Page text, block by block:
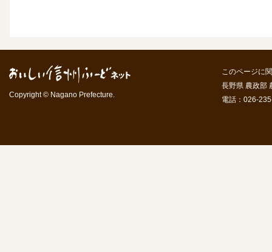
Copyright © Nagano Prefecture.
このページに
長野県 農政部
電話：026-